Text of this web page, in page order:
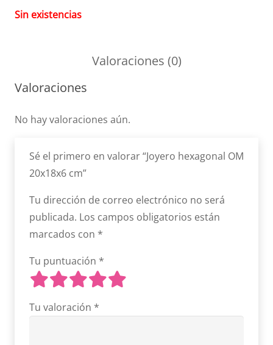
Sin existencias
Valoraciones (0)
Valoraciones
No hay valoraciones aún.
Sé el primero en valorar “Joyero hexagonal OM
20x18x6 cm”
Tu dirección de correo electrónico no será
publicada. Los campos obligatorios están
marcados con *
Tu puntuación *
Tu valoración *